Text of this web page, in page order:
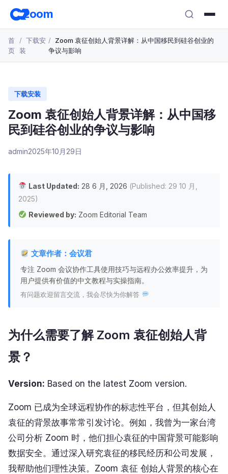
至
zoom
首
页
下载安
装
Zoom 袁征创始人背景详解：从中国移民到硅谷创业的
争议与影响
下载安装
Zoom 袁征创始人背景详解：从中国移
民到硅谷创业的争议与影响
admin2025年10月29日
Last Updated: 28 6 月, 2026 (Published: 29 10 月,
2025)
Reviewed by: Zoom Editorial Team
文章作者：会议君
专注 Zoom 会议协作工具使用技巧与远程办公效率提升，为
用户提供有价值的中文教程与实操指南。
有问题欢迎留言交流，我会尽快为你解答
为什么需要了解 Zoom 袁征创始人背
景？
Version: Based on the latest Zoom version.
Zoom 已成为全球远程协作的标志性平台，但其创始人
袁征的背景故事常常引发讨论。例如，我曾为一家台湾
公司分析 Zoom 时，他们担心袁征的中国背景可能影响
数据安全。通过深入研究袁征的移民经历和公司发展，
我帮助他们理性决策。Zoom 袁征 创始人背景的核心在